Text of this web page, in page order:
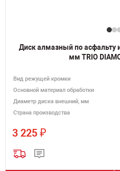
Диск алмазный по асфальту
мм TRIO
Вид режущей кромки
Основной материал обработки
Диаметр диска внешний, мм
Страна производства
3 225 ₽